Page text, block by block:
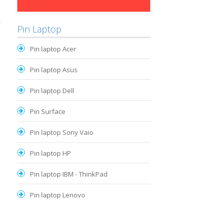
Pin Laptop
Pin laptop Acer
Pin laptop Asus
Pin laptop Dell
Pin Surface
Pin laptop Sony Vaio
Pin laptop HP
Pin laptop IBM - ThinkPad
Pin laptop Lenovo